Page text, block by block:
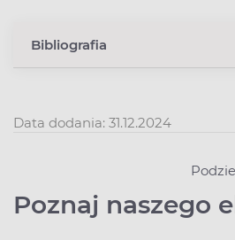
Bibliografia
Data dodania: 31.12.2024
Poznaj naszego